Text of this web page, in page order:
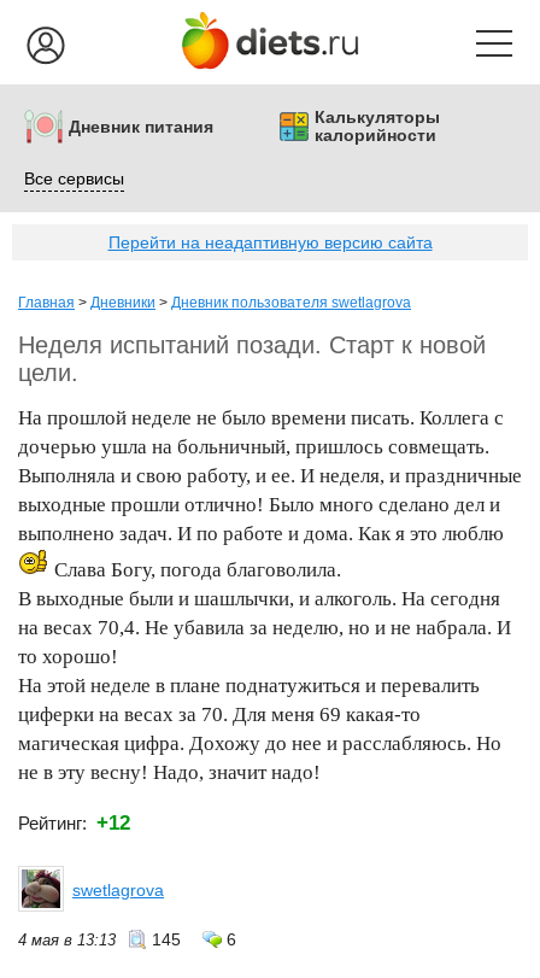
Дневник питания
Калькуляторы
калорийности
Все сервисы
Перейти на неадаптивную версию сайта
Главная > Дневники > Дневник пользователя swetlagrova
Неделя испытаний позади. Старт к новой
цели.
На прошлой неделе не было времени писать. Коллега с
дочерью ушла на больничный, пришлось совмещать.
Выполняла и свою работу, и ее. И неделя, и праздничные
выходные прошли отлично! Было много сделано дел и
выполнено задач. И по работе и дома. Как я это люблю
Слава Богу, погода благоволила.
В выходные были и шашлычки, и алкоголь. На сегодня
на весах 70,4. Не убавила за неделю, но и не набрала. И
то хорошо!
На этой неделе в плане поднатужиться и перевалить
циферки на весах за 70. Для меня 69 какая-то
магическая цифра. Дохожу до нее и расслабляюсь. Но
не в эту весну! Надо, значит надо!
Рейтинг: +12
swetlagrova
4 мая в 13:13 145 6